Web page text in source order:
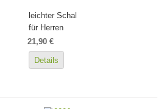
leichter Schal
für Herren
21,90 €
Details